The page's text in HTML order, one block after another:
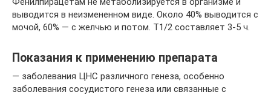
выводится в неизмененном виде. Около 40% выводится с
мочой, 60% — с желчью и потом. T1/2 составляет 3-5 ч.
Показания к применению препарата
— заболевания ЦНС различного генеза, особенно
заболевания сосудистого генеза или связанные с